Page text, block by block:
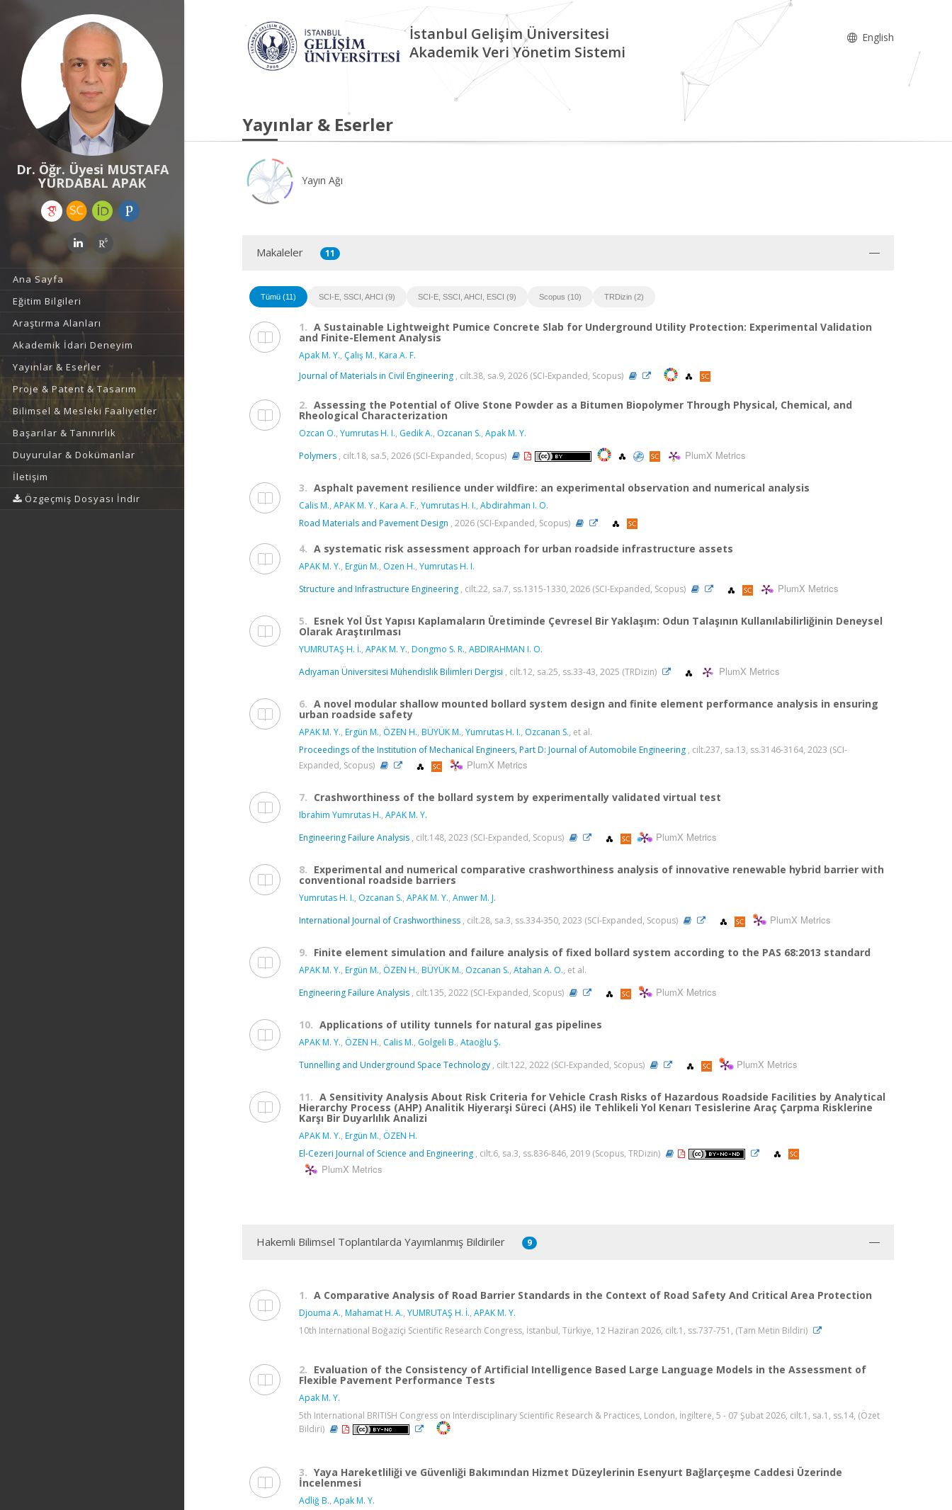
Dr. Öğr. Üyesi MUSTAFA
YURDABAL APAK
Ana Sayfa
Eğitim Bilgileri
Araştırma Alanları
Akademik İdari Deneyim
Yayınlar & Eserler
Proje & Patent & Tasarım
Bilimsel & Mesleki Faaliyetler
Başarılar & Tanınırlık
Duyurular & Dokümanlar
İletişim
Özgeçmiş Dosyası İndir
İstanbul Gelişim Üniversitesi
Akademik Veri Yönetim Sistemi
English
Yayınlar & Eserler
Yayın Ağı
Makaleler 11
Tümü (11) SCI-E, SSCI, AHCI (9) SCI-E, SSCI, AHCI, ESCI (9) Scopus (10) TRDizin (2)
1. A Sustainable Lightweight Pumice Concrete Slab for Underground Utility Protection: Experimental Validation
and Finite-Element Analysis
Apak M. Y., Çalış M., Kara A. F.
Journal of Materials in Civil Engineering , cilt.38, sa.9, 2026 (SCI-Expanded, Scopus)
2. Assessing the Potential of Olive Stone Powder as a Bitumen Biopolymer Through Physical, Chemical, and
Rheological Characterization
Ozcan O., Yumrutas H. I., Gedik A., Ozcanan S., Apak M. Y.
Polymers , cilt.18, sa.5, 2026 (SCI-Expanded, Scopus) PlumX Metrics
3. Asphalt pavement resilience under wildfire: an experimental observation and numerical analysis
Calis M., APAK M. Y., Kara A. F., Yumrutas H. I., Abdirahman I. O.
Road Materials and Pavement Design , 2026 (SCI-Expanded, Scopus)
4. A systematic risk assessment approach for urban roadside infrastructure assets
APAK M. Y., Ergün M., Ozen H., Yumrutas H. I.
Structure and Infrastructure Engineering , cilt.22, sa.7, ss.1315-1330, 2026 (SCI-Expanded, Scopus) PlumX Metrics
5. Esnek Yol Üst Yapısı Kaplamaların Üretiminde Çevresel Bir Yaklaşım: Odun Talaşının Kullanılabilirliğinin Deneysel
Olarak Araştırılması
YUMRUTAŞ H. İ., APAK M. Y., Dongmo S. R., ABDIRAHMAN I. O.
Adıyaman Üniversitesi Mühendislik Bilimleri Dergisi , cilt.12, sa.25, ss.33-43, 2025 (TRDizin) PlumX Metrics
6. A novel modular shallow mounted bollard system design and finite element performance analysis in ensuring
urban roadside safety
APAK M. Y., Ergün M., ÖZEN H., BÜYÜK M., Yumrutas H. I., Ozcanan S., et al.
Proceedings of the Institution of Mechanical Engineers, Part D: Journal of Automobile Engineering , cilt.237, sa.13, ss.3146-3164, 2023 (SCI-
Expanded, Scopus)
PlumX Metrics
7. Crashworthiness of the bollard system by experimentally validated virtual test
Ibrahim Yumrutas H., APAK M. Y.
Engineering Failure Analysis , cilt.148, 2023 (SCI-Expanded, Scopus) PlumX Metrics
8. Experimental and numerical comparative crashworthiness analysis of innovative renewable hybrid barrier with
conventional roadside barriers
Yumrutas H. I., Ozcanan S., APAK M. Y., Anwer M. J.
International Journal of Crashworthiness , cilt.28, sa.3, ss.334-350, 2023 (SCI-Expanded, Scopus) PlumX Metrics
9. Finite element simulation and failure analysis of fixed bollard system according to the PAS 68:2013 standard
APAK M. Y., Ergün M., ÖZEN H., BÜYÜK M., Ozcanan S., Atahan A. O., et al.
Engineering Failure Analysis , cilt.135, 2022 (SCI-Expanded, Scopus) PlumX Metrics
10. Applications of utility tunnels for natural gas pipelines
APAK M. Y., ÖZEN H., Calis M., Golgeli B., Ataoğlu Ş.
Tunnelling and Underground Space Technology , cilt.122, 2022 (SCI-Expanded, Scopus) PlumX Metrics
11. A Sensitivity Analysis About Risk Criteria for Vehicle Crash Risks of Hazardous Roadside Facilities by Analytical
Hierarchy Process (AHP) Analitik Hiyerarşi Süreci (AHS) ile Tehlikeli Yol Kenarı Tesislerine Araç Çarpma Risklerine
Karşı Bir Duyarlılık Analizi
APAK M. Y., Ergün M., ÖZEN H.
El-Cezeri Journal of Science and Engineering , cilt.6, sa.3, ss.836-846, 2019 (Scopus, TRDizin)
PlumX Metrics
Hakemli Bilimsel Toplantılarda Yayımlanmış Bildiriler 9
1. A Comparative Analysis of Road Barrier Standards in the Context of Road Safety And Critical Area Protection
Djouma A., Mahamat H. A., YUMRUTAŞ H. İ., APAK M. Y.
10th International Boğaziçi Scientific Research Congress, İstanbul, Türkiye, 12 Haziran 2026, cilt.1, ss.737-751, (Tam Metin Bildiri)
2. Evaluation of the Consistency of Artificial Intelligence Based Large Language Models in the Assessment of
Flexible Pavement Performance Tests
Apak M. Y.
5th International BRITISH Congress on Interdisciplinary Scientific Research & Practices, London, İngiltere, 5 - 07 Şubat 2026, cilt.1, sa.1, ss.14, (Özet
Bildiri)
3. Yaya Hareketliliği ve Güvenliği Bakımından Hizmet Düzeylerinin Esenyurt Bağlarçeşme Caddesi Üzerinde
İncelenmesi
Adliğ B., Apak M. Y.